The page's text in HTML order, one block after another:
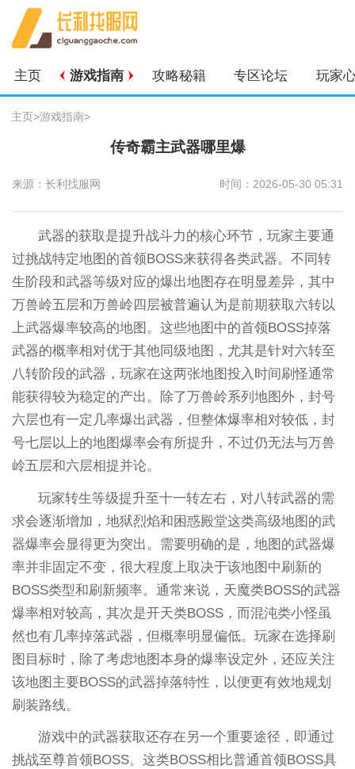
主页 游戏指南 攻略秘籍 专区论坛 玩家
主页>游戏指南>
传奇霸主武器哪里爆
来源：长利找服网 时间：2026-05-30 05:31
武器的获取是提升战斗力的核心环节，玩家主要通
过挑战特定地图的首领BOSS来获得各类武器。不同转
生阶段和武器等级对应的爆出地图存在明显差异，其中
万兽岭五层和万兽岭四层被普遍认为是前期获取六转以
上武器爆率较高的地图。这些地图中的首领BOSS掉落
武器的概率相对优于其他同级地图，尤其是针对六转至
八转阶段的武器，玩家在这两张地图投入时间刷怪通常
能获得较为稳定的产出。除了万兽岭系列地图外，封号
六层也有一定几率爆出武器，但整体爆率相对较低，封
号七层以上的地图爆率会有所提升，不过仍无法与万兽
岭五层和六层相提并论。
玩家转生等级提升至十一转左右，对八转武器的需
求会逐渐增加，地狱烈焰和困惑殿堂这类高级地图的武
器爆率会显得更为突出。需要明确的是，地图的武器爆
率并非固定不变，很大程度上取决于该地图中刷新的
BOSS类型和刷新频率。通常来说，天魔类BOSS的武器
爆率相对较高，其次是开天类BOSS，而混沌类小怪虽
然也有几率掉落武器，但概率明显偏低。玩家在选择刷
图目标时，除了考虑地图本身的爆率设定外，还应关注
该地图主要BOSS的武器掉落特性，以便更有效地规划
刷装路线。
游戏中的武器获取还存在另一个重要途径，即通过
挑战至尊首领BOSS。这类BOSS相比普通首领BOSS具